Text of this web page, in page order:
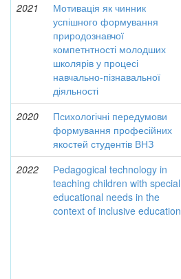
2021
Мотивація як чинник
успішного формування
природознавчої
компетнтності молодших
школярів у процесі
навчально-пізнавальної
діяльності
2020
Психологічні передумови
формування професійних
якостей студентів ВНЗ
2022
Рedagogical technology in
teaching children with special
educational needs in the
context of inclusive education